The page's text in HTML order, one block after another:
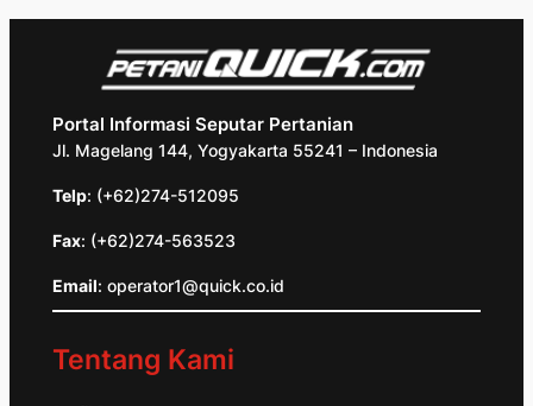
Portal Informasi Seputar Pertanian
Jl. Magelang 144, Yogyakarta 55241 – Indonesia
Telp: (+62)274-512095
Fax: (+62)274-563523
Email: operator1@quick.co.id
Tentang Kami